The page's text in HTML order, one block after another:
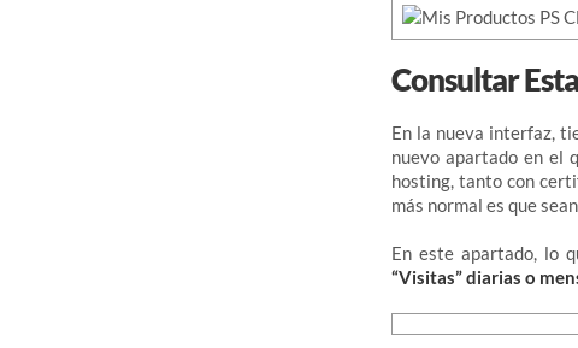
Consultar
En la nueva interfaz,
nuevo apartado en el
hosting, tanto con
más normal es que
En este apartado, lo
“Visitas” diarias o